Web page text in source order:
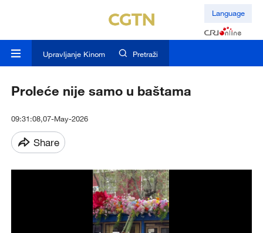
Language
Upravljanje Kinom Pretraži
Proleće nije samo u baštama
09:31:08,07-May-2026
Share